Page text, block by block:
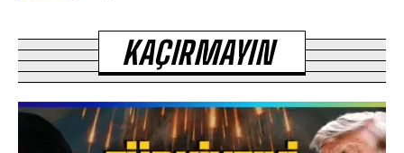
KAÇIRMAYIN